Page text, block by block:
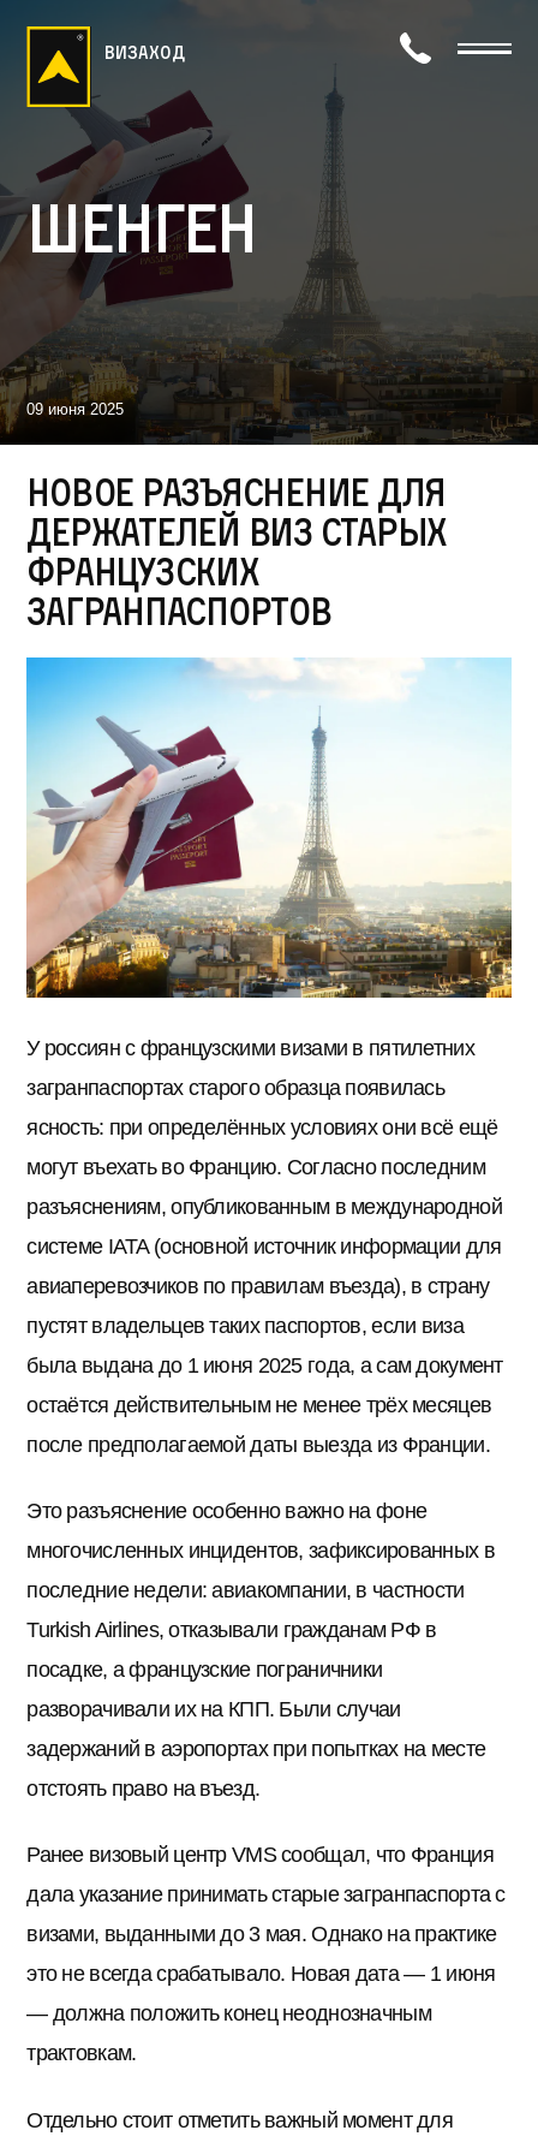
визаход
Шенген
09 июня 2025
Новое разъяснение для
держателей виз старых
французских
загранпаспортов
У россиян с французскими визами в пятилетних
загранпаспортах старого образца появилась
ясность: при определённых условиях они всё ещё
могут въехать во Францию. Согласно последним
разъяснениям, опубликованным в международной
системе IATA (основной источник информации для
авиаперевозчиков по правилам въезда), в страну
пустят владельцев таких паспортов, если виза
была выдана до 1 июня 2025 года, а сам документ
остаётся действительным не менее трёх месяцев
после предполагаемой даты выезда из Франции.
Это разъяснение особенно важно на фоне
многочисленных инцидентов, зафиксированных в
последние недели: авиакомпании, в частности
Turkish Airlines, отказывали гражданам РФ в
посадке, а французские пограничники
разворачивали их на КПП. Были случаи
задержаний в аэропортах при попытках на месте
отстоять право на въезд.
Ранее визовый центр VMS сообщал, что Франция
дала указание принимать старые загранпаспорта с
визами, выданными до 3 мая. Однако на практике
это не всегда срабатывало. Новая дата — 1 июня
— должна положить конец неоднозначным
трактовкам.
Отдельно стоит отметить важный момент для